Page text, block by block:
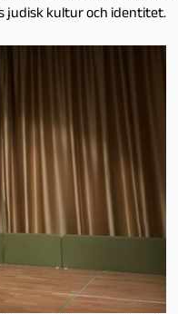
judisk kultur och identitet.